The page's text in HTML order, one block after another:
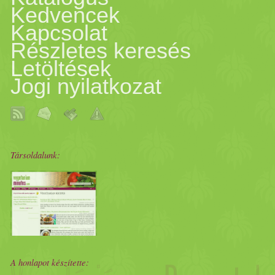
hozzáadjuk a
mézet keverünk, sózzuk
karikára formázva, hogy
10-15 dkg
lapostányérnál nagyobb
gyümölcsöt (Kalifa), rá
Kedvencek
Kapcsolat
Részletes keresés
Letöltések
Jogi nyilatkozat
Társoldalunk:
A honlapot készítette: